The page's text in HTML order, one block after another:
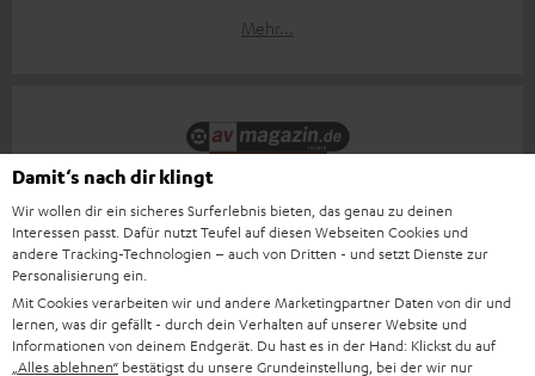
Mehr...
„Großer Klang für kleines Geld“
AV-Magazin
Mehr...
Damit‘s nach dir klingt
Wir wollen dir ein sicheres Surferlebnis bieten, das genau zu deinen
Interessen passt. Dafür nutzt Teufel auf diesen Webseiten Cookies und
andere Tracking-Technologien – auch von Dritten - und setzt Dienste zur
Personalisierung ein.
Mit Cookies verarbeiten wir und andere Marketingpartner Daten von dir und
lernen, was dir gefällt - durch dein Verhalten auf unserer Website und
Informationen von deinem Endgerät. Du hast es in der Hand: Klickst du auf
„Alles ablehnen“ bestätigst du unsere Grundeinstellung, bei der wir nur